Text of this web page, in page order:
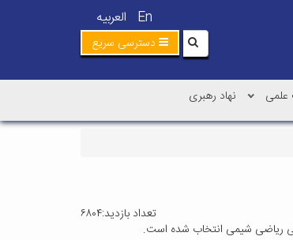
En العربیه
دسترسی سریع
علمی نهاد رهبری
تعداد بازدید:۶۸۰۴
ریاضی شیمی انتخاب شده است.